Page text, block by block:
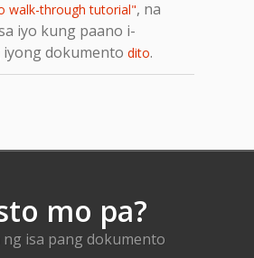
walk-through tutorial", na
iyo kung paano i-
dokumento dito.
mo pa?
isa pang dokumento